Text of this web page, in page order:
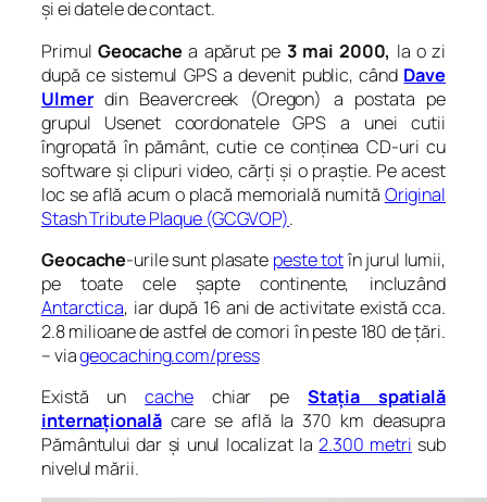
și ei datele de contact.
Primul Geocache a apărut pe 3 mai 2000, la o zi
după ce sistemul GPS a devenit public, când Dave
Ulmerdin Beavercreek (Oregon) a postata pe
grupul Usenet coordonatele GPS a unei cutii
îngropată în pământ, cutie ce conținea CD-uri cu
software și clipuri video, cărți și o praștie. Pe acest
loc se află acum o placă memorială numită Original
Stash Tribute Plaque (GCGVOP).
Geocache-urile sunt plasate peste totîn jurul lumii,
pe toate cele șapte continente, incluzând
Antarctica, iar după 16 ani de activitate există cca.
2.8 milioane de astfel de comori în peste 180 de țări.
– viageocaching.com/press
Există uncachechiar peStația spatială
internaționalăcare se află la 370 km deasupra
Pământului dar și unul localizat la2.300 metri sub
nivelul mării.